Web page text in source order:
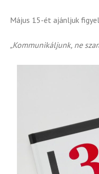
Május 15-ét ajánljuk
„Kommunikáljunk, ne